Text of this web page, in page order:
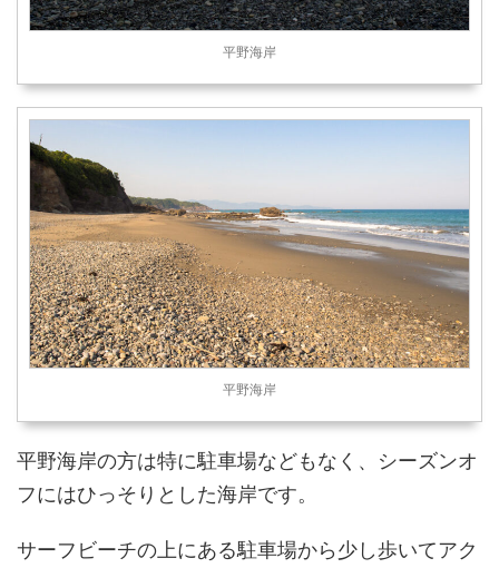
平野海岸
平野海岸
平野海岸の方は特に駐車場などもなく、シーズンオ
フにはひっそりとした海岸です。
サーフビーチの上にある駐車場から少し歩いてアク